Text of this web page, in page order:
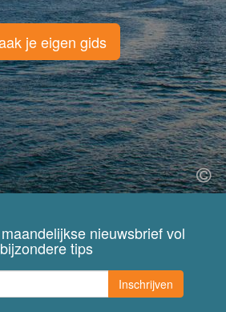
je eigen gids
nieuwsbrief vol
bijzondere tips
Inschrijven